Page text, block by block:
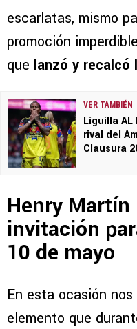
escarlatas, mismo
promoción
que lanzó y recalcó
VER TAMBIÉN
Liguilla AL
rival del
Clausura
Henry
invitación
10 de mayo
En esta ocasión
elemento que